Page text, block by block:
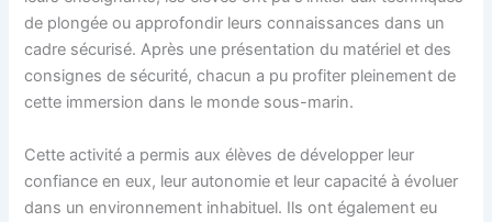
de plongée ou approfondir leurs connaissances dans un
cadre sécurisé. Après une présentation du matériel et des
consignes de sécurité, chacun a pu profiter pleinement de
cette immersion dans le monde sous-marin.
Cette activité a permis aux élèves de développer leur
confiance en eux, leur autonomie et leur capacité à évoluer
dans un environnement inhabituel. Ils ont également eu